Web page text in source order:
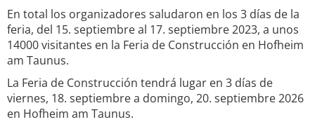
En total los organizadores saludaron en los 3 días de la
feria, del 15. septiembre al 17. septiembre 2023, a unos
14000 visitantes en la Feria de Construcción en Hofheim
am Taunus.
La Feria de Construcción tendrá lugar en 3 días de
viernes, 18. septiembre a domingo, 20. septiembre 2026
en Hofheim am Taunus.